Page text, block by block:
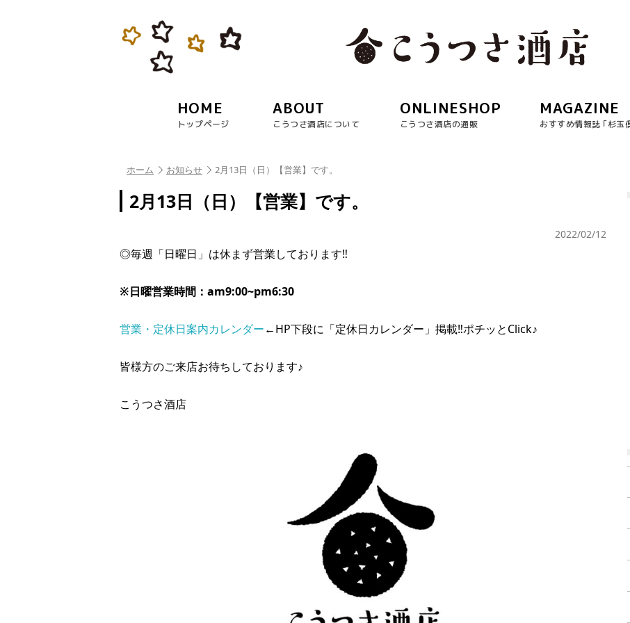
HOME
トップページ
ABOUT
こうつさ酒店について
ONLINESHOP
こうつさ酒店の通販
MAGAZINE
おすすめ情報誌 ｢杉玉
ホーム お知らせ 2月13日（日）【営業】です。
2月13日（日）【営業】です。
2022/02/12
◎毎週「日曜日」は休まず営業しております‼︎
※日曜営業時間：am9:00~pm6:30
営業・定休日案内カレンダー←HP下段に「定休日カレンダー」掲載‼︎ポチッとClick♪
皆様方のご来店お待ちしております♪
こうつさ酒店